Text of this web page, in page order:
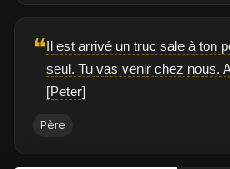
❝Il est arrivé un truc sale à ton
seul. Tu vas venir chez nous.
[Peter]
Père